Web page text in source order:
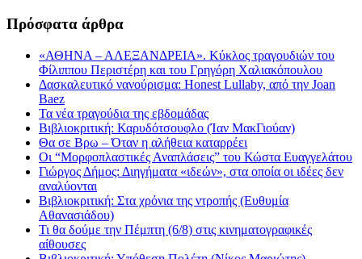
Πρόσφατα άρθρα
«ΑΘΗΝΑ – ΑΛΕΞΑΝΔΡΕΙΑ». Κύκλος τραγουδιών του
Φίλιππου Περιστέρη και του Γρηγόρη Χαλιακόπουλου
Δασκαλευτικό νανούρισμα: Honest Lullaby, από την Joan
Baez
Τα νέα τραγούδια της εβδομάδας
Βιβλιοκριτική: Καρυδότσουφλο (Ίαν ΜακΓιούαν)
Θα σε Βρω – Όταν η αλήθεια καταρρέει
Οι “Μορφοπλαστικές Αναπλάσεις” του Κώστα Ευαγγελάτου
Γιώργος Δήμος: Διηγήματα «ιδεών», στα οποία οι ιδέες δεν
αναλύονται
Βιβλιοκριτική: Στα χρόνια της ντροπής (Ευθυμία
Αθανασιάδου)
Τι θα δούμε την Πέμπτη (6/8) στις κινηματογραφικές
αίθουσες